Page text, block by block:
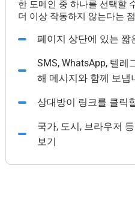
한 도메인 중 하나를 선택할
더 이상 작동하지 않는다는
페이지 상단에 있는 짧
SMS, WhatsApp, 텔레
해 메시지와 함께 보냅
상대방이 링크를 클릭
국가, 도시, 브라우저
보기